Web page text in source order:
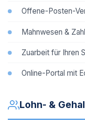
Offene-Posten-
Mahnwesen &
Zuarbeit für Ihren
Online-Portal mit
Lohn- &